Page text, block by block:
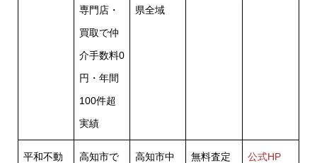
専門店・
買取で仲
介手数料0
円・年間
100件超
実績
県全域
平和不動
高知市で
高知市中
無料査定 公式HP